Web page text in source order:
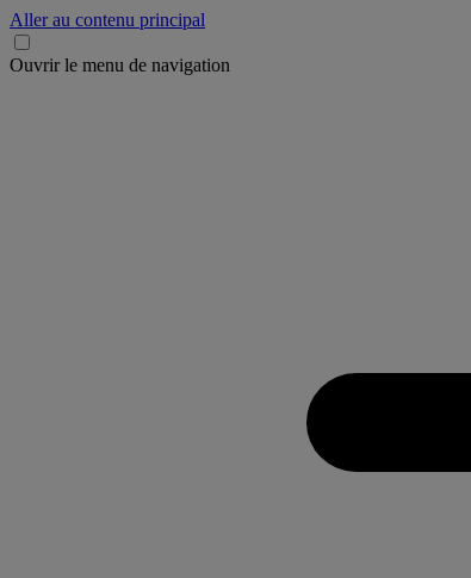
Aller au contenu principal
Ouvrir le menu de navigation